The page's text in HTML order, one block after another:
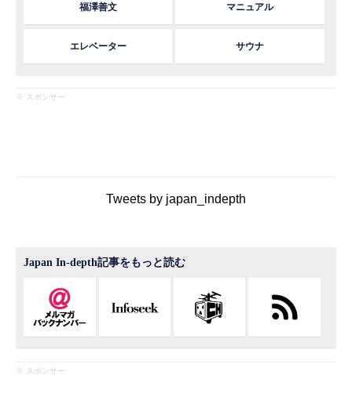
福澤善文 マニュアル
エレベーター サウナ
※ スポンサー
Tweets by japan_indepth
Japan In-depth記事をもっと読む
※ スポンサー